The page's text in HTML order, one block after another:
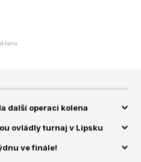
další operaci kolena
ovládly turnaj v Lipsku
ve finále!